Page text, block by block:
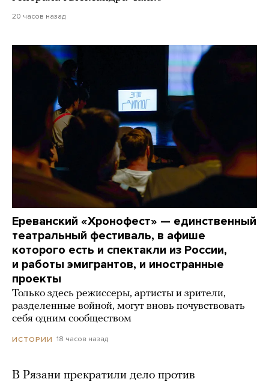
20 часов назад
Ереванский «Хронофест» — единственный
театральный фестиваль, в афише
которого есть и спектакли из России,
и работы эмигрантов, и иностранные
проекты
Только здесь режиссеры, артисты и зрители,
разделенные войной, могут вновь почувствовать
себя одним сообществом
ИСТОРИИ 18 часов назад
В Рязани прекратили дело против